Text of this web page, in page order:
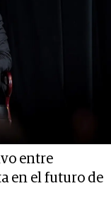
entre
en el futuro de